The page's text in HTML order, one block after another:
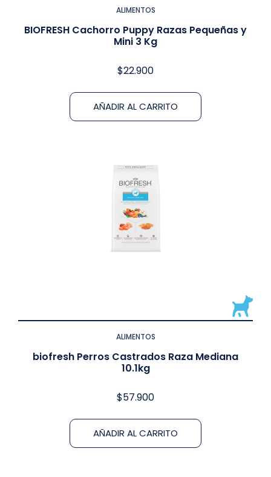
ALIMENTOS
BIOFRESH Cachorro Puppy Razas Pequeñas y
Mini 3 Kg
$22.900
AÑADIR AL CARRITO
ALIMENTOS
biofresh Perros Castrados Raza Mediana
10.1kg
$57.900
AÑADIR AL CARRITO